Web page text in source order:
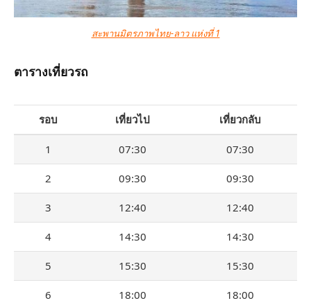
สะพานมิตรภาพไทย-ลาว แห่งที่ 1
ตารางเที่ยวรถ
รอบ เที่ยวไป เที่ยวกลับ
1 07:30 07:30
2 09:30 09:30
3 12:40 12:40
4 14:30 14:30
5 15:30 15:30
6 18:00 18:00